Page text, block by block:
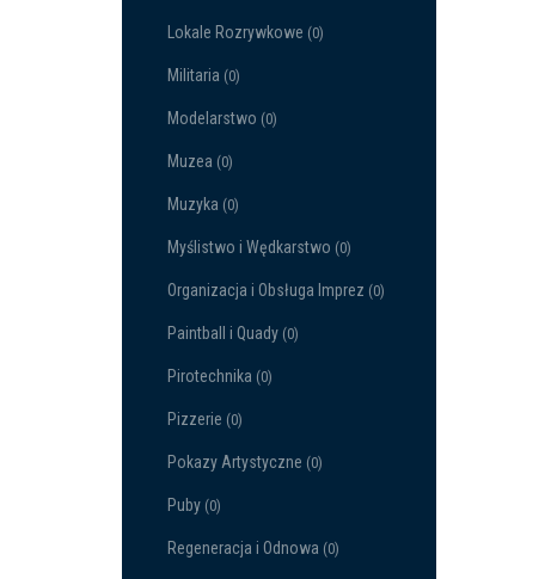
Lokale Rozrywkowe (0)
Militaria (0)
Modelarstwo (0)
Muzea (0)
Muzyka (0)
Myślistwo i Wędkarstwo (0)
Organizacja i Obsługa Imprez (0)
Paintball i Quady (0)
Pirotechnika (0)
Pizzerie (0)
Pokazy Artystyczne (0)
Puby (0)
Regeneracja i Odnowa (0)